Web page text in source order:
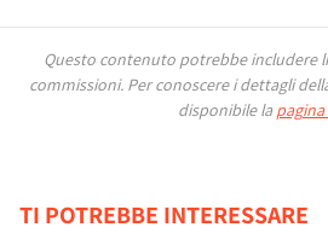
Questo contenuto potrebbe includere
commissioni. Per conoscere i dettagli
disponibile la
TI POTREBBE INTERESSARE